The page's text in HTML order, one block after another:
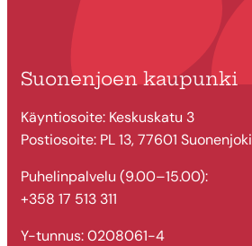
Suonenjoen kaupunki
Käyntiosoite: Keskuskatu 3
Postiosoite: PL 13, 77601 Suonenjoki
Puhelinpalvelu (9.00–15.00):
+358 17 513 311
Y-tunnus: 0208061-4